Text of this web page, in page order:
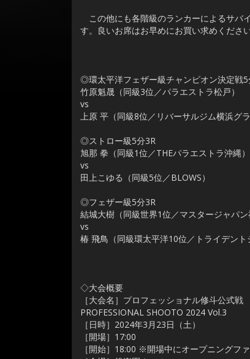
この他にも各階級のランカーによるサバ
す。良いお席はお早めにお買い求めくださ
◎環太平洋フェザー級チャンピオン決定戦5
竹原魁晟（同級3位／パラエストラ松戸）
vs
上原 平（同級8位／リバーサルジム横浜グ
◎ストロー級5分3R
旭那 拳（同級1位／THEパラエストラ沖縄）
vs
田上こゆる（同級5位／BLOWS）
◎フェザー級5分3R
結城大樹（同級世界1位／マスタージャパン
vs
椿 飛鳥（同級環太平洋10位／トライデント
◇大会概要
［大会名］プロフェッショナル修斗公式戦
PROFESSIONAL SHOOTO 2024 Vol.3
［日時］2024年3月23日（土）
［開場］17:00
［開始］18:00 ※開場中にオープニングフ